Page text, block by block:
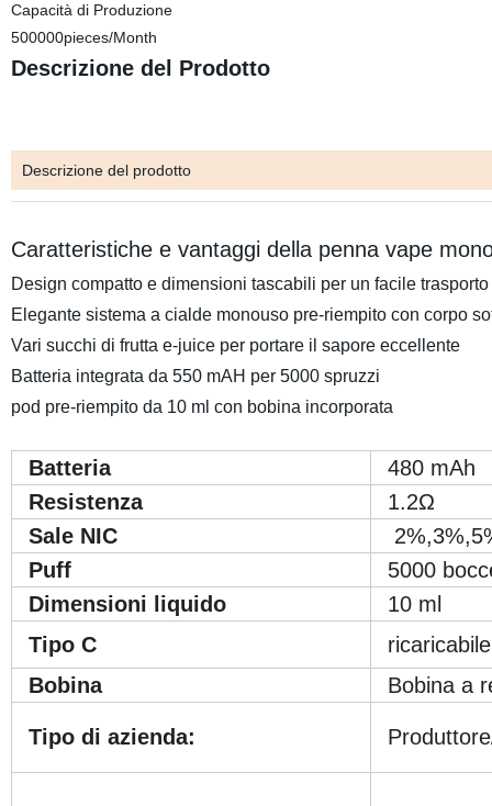
Capacità di Produzione
500000pieces/Month
Descrizione del Prodotto
Descrizione del prodotto
Caratteristiche e vantaggi della penna vape
Design compatto e dimensioni tascabili per un facile trasporto
Elegante sistema a cialde monouso pre-riempito con corpo
Vari succhi di frutta e-juice per portare il sapore eccellente
Batteria integrata da 550 mAH per 5000 spruzzi
pod pre-riempito da 10 ml con bobina incorporata
Batteria
480 mAh
Resistenza
1.2Ω
Sale NIC
Puff
5000
Dimensioni liquido
10 ml
Tipo C
ricaricabile
Bobina
Bobina a
Tipo di azienda: